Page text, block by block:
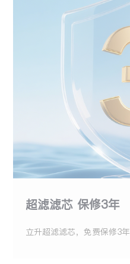
超滤滤芯 保修3年
立升超滤滤芯，免费保修3年